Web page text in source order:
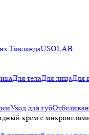
ТаиландаUSOLAB
Для телаДля лицаДля
Уход для губ
крем с